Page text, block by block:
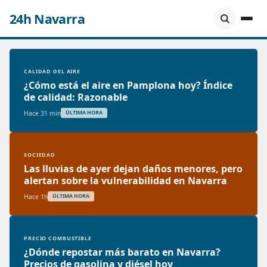
24h Navarra
CALIDAD DEL AIRE
¿Cómo está el aire en Pamplona hoy? Índice
de calidad: Razonable
Hace 31 min ÚLTIMA HORA
SOCIEDAD
Las lluvias de ayer dejan daños menores, pero
alertan sobre la vulnerabilidad en Navarra
Hace 1h ÚLTIMA HORA
PRECIO COMBUSTIBLE
¿Dónde repostar más barato en Navarra?
Precios de gasolina y diésel hoy